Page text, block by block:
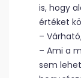
is, hogy
értéket
–
– Ami a
sem